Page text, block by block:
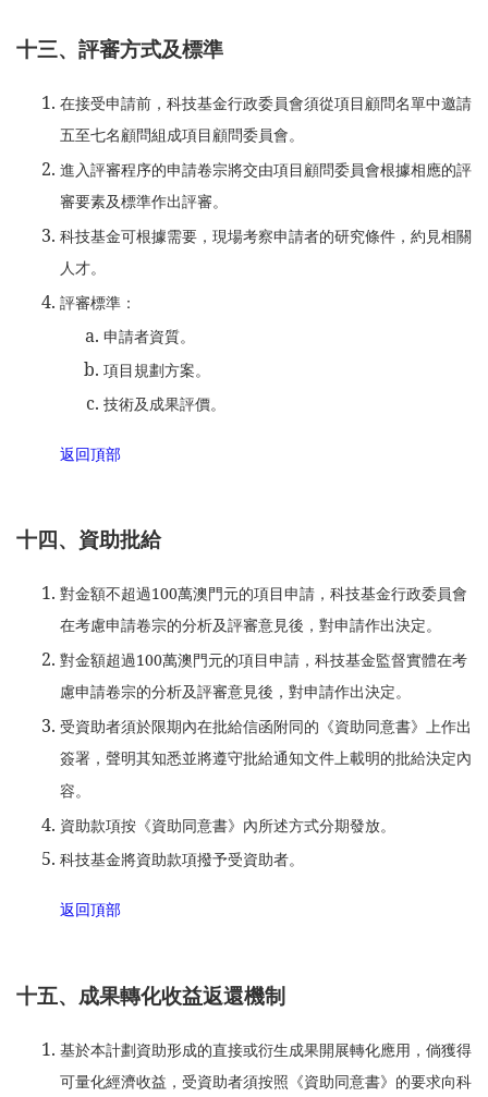
十三、評審方式及標準
在接受申請前，科技基金行政委員會須從項目顧問名單中邀請
五至七名顧問組成項目顧問委員會。
進入評審程序的申請卷宗將交由項目顧問委員會根據相應的評
審要素及標準作出評審。
科技基金可根據需要，現場考察申請者的研究條件，約見相關
人才。
評審標準：
申請者資質。
項目規劃方案。
技術及成果評價。
返回頂部
十四、資助批給
對金額不超過100萬澳門元的項目申請，科技基金行政委員會
在考慮申請卷宗的分析及評審意見後，對申請作出決定。
對金額超過100萬澳門元的項目申請，科技基金監督實體在考
慮申請卷宗的分析及評審意見後，對申請作出決定。
受資助者須於限期內在批給信函附同的《資助同意書》上作出
簽署，聲明其知悉並將遵守批給通知文件上載明的批給決定內
容。
資助款項按《資助同意書》內所述方式分期發放。
科技基金將資助款項撥予受資助者。
返回頂部
十五、成果轉化收益返還機制
基於本計劃資助形成的直接或衍生成果開展轉化應用，倘獲得
可量化經濟收益，受資助者須按照《資助同意書》的要求向科